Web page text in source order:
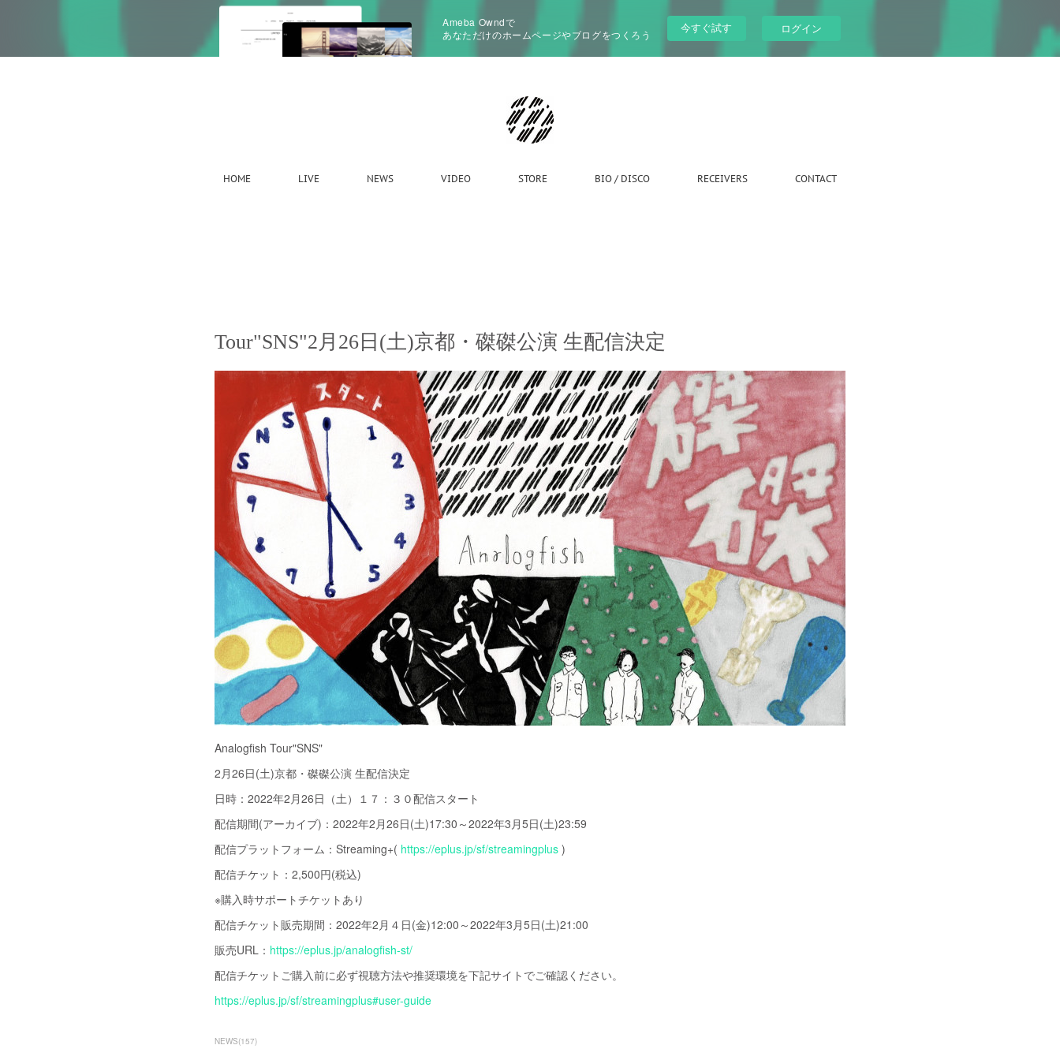
Ameba Owndで
あなただけのホームページやブログをつくろう
今すぐ試す ログイン
HOME LIVE NEWS VIDEO STORE BIO / DISCO RECEIVERS CONTACT
Tour"SNS"2月26日(土)京都・磔磔公演 生配信決定
Analogfish Tour"SNS"
2月26日(土)京都・磔磔公演 生配信決定
日時：2022年2月26日（土）１７：３０配信スタート
配信期間(アーカイブ)：2022年2月26日(土)17:30～2022年3月5日(土)23:59
配信プラットフォーム：Streaming+( https://eplus.jp/sf/streamingplus )
配信チケット：2,500円(税込)
※購入時サポートチケットあり
配信チケット販売期間：2022年2月４日(金)12:00～2022年3月5日(土)21:00
販売URL： https://eplus.jp/analogfish-st/
配信チケットご購入前に必ず視聴方法や推奨環境を下記サイトでご確認ください。
https://eplus.jp/sf/streamingplus#user-guide
NEWS(157)